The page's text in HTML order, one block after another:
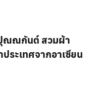
ณณกันต์ สวมผ้า
ระเทศจากอาเซียน